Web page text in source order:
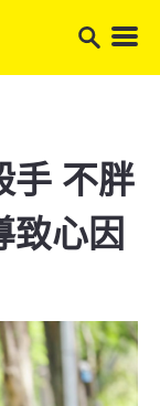
手 不胖
致心因